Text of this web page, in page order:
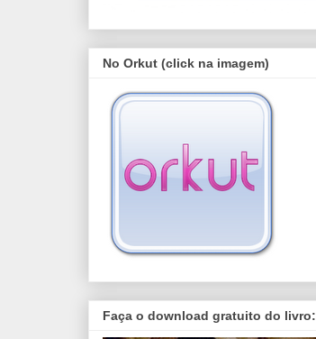
No Orkut (click na imagem)
Faça o download gratuito do livro: